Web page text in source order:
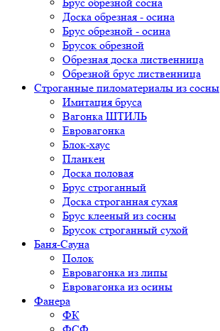
Брус обрезной сосна
Доска обрезная - осина
Брус обрезной - осина
Брусок обрезной
Обрезная доска лиственница
Обрезной брус лиственница
Строганные пиломатериалы из сосны
Имитация бруса
Вагонка ШТИЛЬ
Евровагонка
Блок-хаус
Планкен
Доска половая
Брус строганный
Доска строганная сухая
Брус клееный из сосны
Брусок строганный сухой
Баня-Сауна
Полок
Евровагонка из липы
Евровагонка из осины
Фанера
ФК